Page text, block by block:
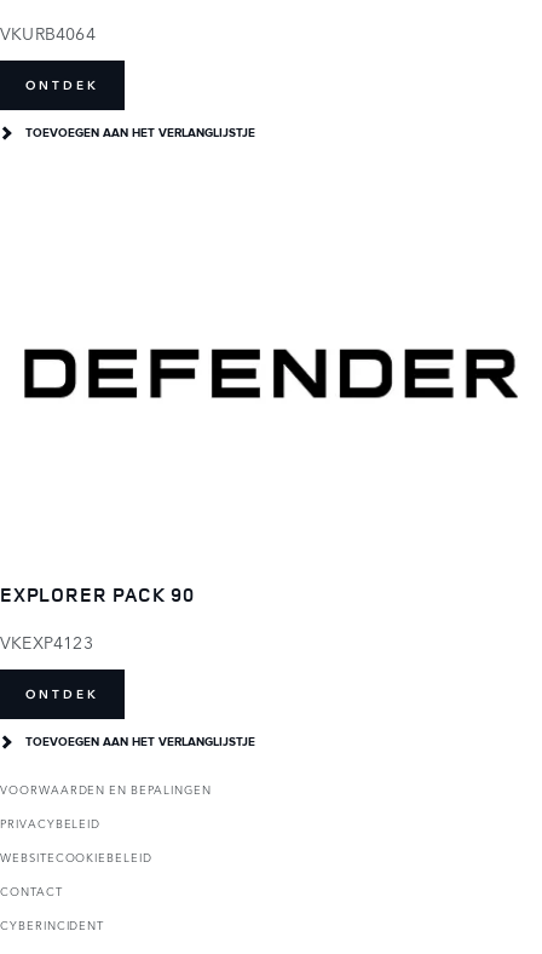
VKURB4064
ONTDEK
TOEVOEGEN AAN HET VERLANGLIJSTJE
EXPLORER PACK 90
VKEXP4123
ONTDEK
TOEVOEGEN AAN HET VERLANGLIJSTJE
VOORWAARDEN EN BEPALINGEN
PRIVACYBELEID
WEBSITECOOKIEBELEID
CONTACT
CYBERINCIDENT